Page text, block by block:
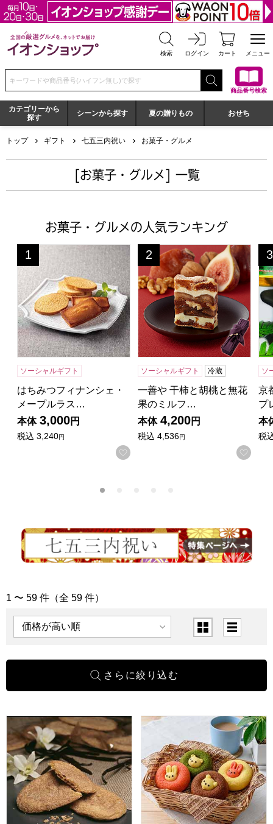
全国の厳選グルメを、ネットでお届け イオンショップ
検索 ログイン カート メニュー
検索キーワードまたは商品番号を入力してください
商品番号検索
カテゴリーから
探す
シーンから探す 夏の贈りもの おせち
トップ ギフト 七五三内祝い お菓子・グルメ
[お菓子・グルメ] 一覧
お菓子・グルメの人気ランキング
はちみつフィナンシェ・メープルラスク【年間ギフト】
1
位
ソーシャルギフト
はちみつフィナンシェ・
メープルラス…
本体 3,000円
税込 3,240円
お気に入りに登録する
一善や 干柿と胡桃と無花果
2
位
ソーシャルギフト 冷蔵
一善や 干柿と胡桃と無花
果のミルフ…
本体 4,200円
税込 4,536円
お気
3
位
ソ
京
プ
本
税
「お菓子・グルメ」の商品一覧
1 〜 59 件（全 59 件）
表示順 表示切替
ホテルニューオータニ スーパーリーフパイ(9枚入)[SL-46]【
アニマルドーナツ 10個[ANM-